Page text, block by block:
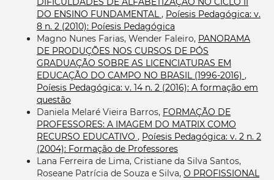
DO ENSINO FUNDAMENTAL, Poíesis Pedagógica: v.
8 n. 2 (2010): Poíesis Pedagógica
Magno Nunes Farias, Wender Faleiro, PANORAMA
DE PRODUÇÕES NOS CURSOS DE PÓS
GRADUAÇÃO SOBRE AS LICENCIATURAS EM
EDUCAÇÃO DO CAMPO NO BRASIL (1996-2016) ,
Poíesis Pedagógica: v. 14 n. 2 (2016): A formação em
questão
Daniela Melaré Vieira Barros, FORMAÇÃO DE
PROFESSORES: A IMAGEM DO MATRIX COMO
RECURSO EDUCATIVO , Poíesis Pedagógica: v. 2 n. 2
(2004): Formação de Professores
Lana Ferreira de Lima, Cristiane da Silva Santos,
Roseane Patrícia de Souza e Silva, O PROFISSIONAL